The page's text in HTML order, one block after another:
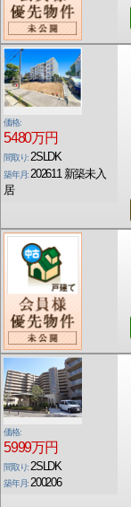
価格:
5480万円
間取り: 2SLDK
築年月: 202611 新築未入
居
価格:
5999万円
間取り: 2SLDK
築年月: 200206